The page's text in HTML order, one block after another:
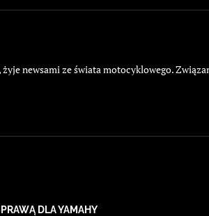
żyje newsami ze świata motocyklowego.
DLA YAMAHY